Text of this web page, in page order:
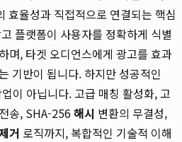
효율성과 직접적으로 연결되는 핵심
플랫폼이 사용자를 정확하게 식별
며, 타겟 오디언스에게 광고를 효과
기반이 됩니다. 하지만 성공적인
이 아닙니다. 고급 매칭 활성화, 고
송, SHA-256해시 변환의 무결성,
거 로직까지, 복합적인 기술적 이해